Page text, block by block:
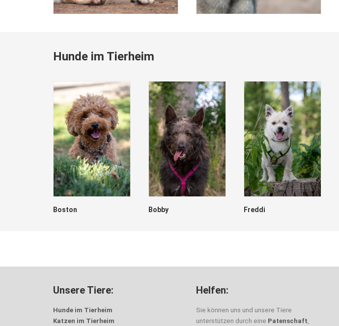
Hunde im Tierheim
Boston Bobby Freddi
Unsere Tiere:
Hunde im Tierheim
Katzen im Tierheim
Helfen:
Sie können uns und unsere Tiere
unterstützen durch eine Patenschaft,